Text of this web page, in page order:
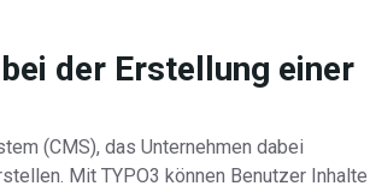
der Erstellung einer
(CMS), das Unternehmen dabei
Mit TYPO3 können Benutzer Inhalte